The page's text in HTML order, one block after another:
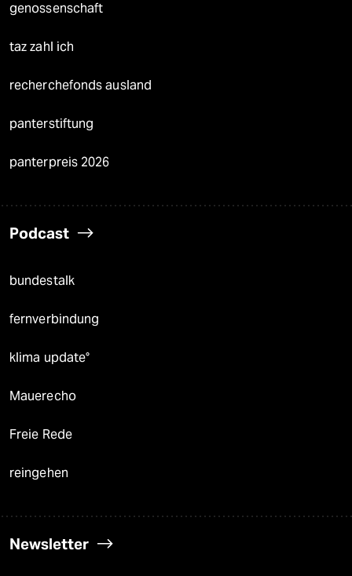
genossenschaft
taz zahl ich
recherchefonds ausland
panterstiftung
panterpreis 2026
Podcast
bundestalk
fernverbindung
klima update°
Mauerecho
Freie Rede
reingehen
Newsletter